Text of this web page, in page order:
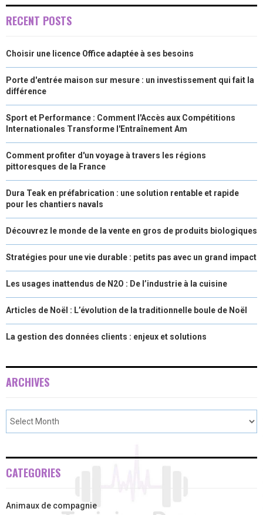
RECENT POSTS
Choisir une licence Office adaptée à ses besoins
Porte d'entrée maison sur mesure : un investissement qui fait la
différence
Sport et Performance : Comment l'Accès aux Compétitions
Internationales Transforme l'Entraînement Am
Comment profiter d'un voyage à travers les régions
pittoresques de la France
Dura Teak en préfabrication : une solution rentable et rapide
pour les chantiers navals
Découvrez le monde de la vente en gros de produits biologiques
Stratégies pour une vie durable : petits pas avec un grand impact
Les usages inattendus de N2O : De l’industrie à la cuisine
Articles de Noël : L’évolution de la traditionnelle boule de Noël
La gestion des données clients : enjeux et solutions
ARCHIVES
CATEGORIES
Animaux de compagnie